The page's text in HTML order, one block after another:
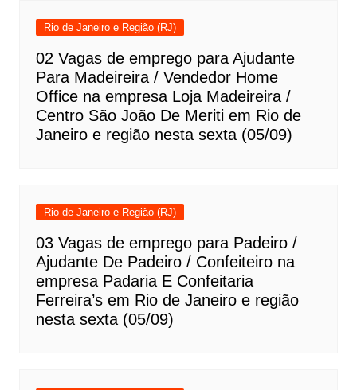
Rio de Janeiro e Região (RJ)
02 Vagas de emprego para Ajudante
Para Madeireira / Vendedor Home
Office na empresa Loja Madeireira /
Centro São João De Meriti em Rio de
Janeiro e região nesta sexta (05/09)
Rio de Janeiro e Região (RJ)
03 Vagas de emprego para Padeiro /
Ajudante De Padeiro / Confeiteiro na
empresa Padaria E Confeitaria
Ferreira’s em Rio de Janeiro e região
nesta sexta (05/09)